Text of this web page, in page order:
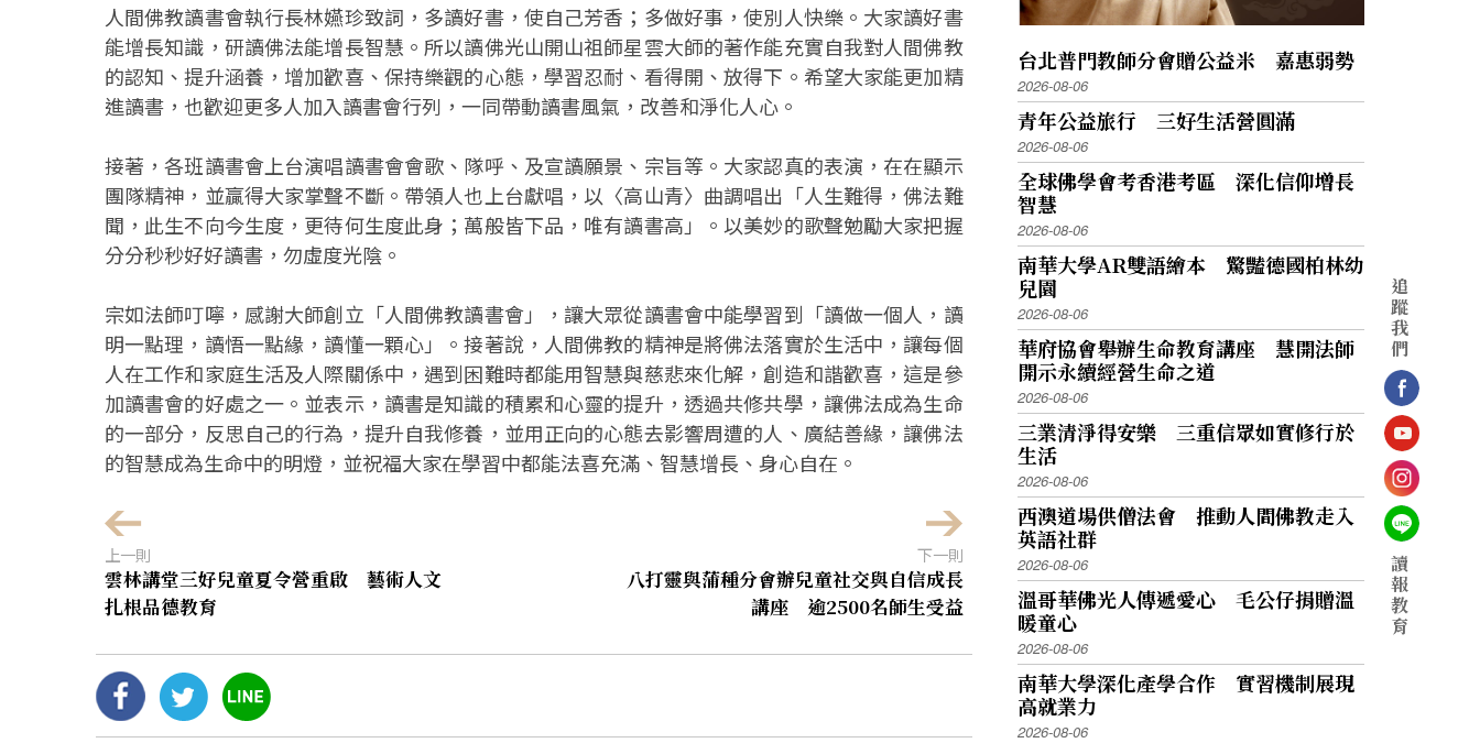
人間佛教讀書會執行長林嬿珍致詞，多讀好書，使自己芳香；多做好事，使別人快樂。大家讀好書
能增長知識，研讀佛法能增長智慧。所以讀佛光山開山祖師星雲大師的著作能充實自我對人間佛教
的認知、提升涵養，增加歡喜、保持樂觀的心態，學習忍耐、看得開、放得下。希望大家能更加精
進讀書，也歡迎更多人加入讀書會行列，一同帶動讀書風氣，改善和淨化人心。
接著，各班讀書會上台演唱讀書會會歌、隊呼、及宣讀願景、宗旨等。大家認真的表演，在在顯示
團隊精神，並贏得大家掌聲不斷。帶領人也上台獻唱，以〈高山青〉曲調唱出「人生難得，佛法難
聞，此生不向今生度，更待何生度此身；萬般皆下品，唯有讀書高」。以美妙的歌聲勉勵大家把握
分分秒秒好好讀書，勿虛度光陰。
宗如法師叮嚀，感謝大師創立「人間佛教讀書會」，讓大眾從讀書會中能學習到「讀做一個人，讀
明一點理，讀悟一點緣，讀懂一顆心」。接著說，人間佛教的精神是將佛法落實於生活中，讓每個
人在工作和家庭生活及人際關係中，遇到困難時都能用智慧與慈悲來化解，創造和諧歡喜，這是參
加讀書會的好處之一。並表示，讀書是知識的積累和心靈的提升，透過共修共學，讓佛法成為生命
的一部分，反思自己的行為，提升自我修養，並用正向的心態去影響周遭的人、廣結善緣，讓佛法
的智慧成為生命中的明燈，並祝福大家在學習中都能法喜充滿、智慧增長、身心自在。
上一則
雲林講堂三好兒童夏令營重啟 藝術人文
扎根品德教育
下一則
八打靈與蒲種分會辦兒童社交與自信成長
講座 逾2500名師生受益
台北普門教師分會贈公益米 嘉惠弱勢
2026-08-06
青年公益旅行 三好生活營圓滿
2026-08-06
全球佛學會考香港考區 深化信仰增長
智慧
2026-08-06
南華大學AR雙語繪本 驚豔德國柏林幼
兒園
2026-08-06
華府協會舉辦生命教育講座 慧開法師
開示永續經營生命之道
2026-08-06
三業清淨得安樂 三重信眾如實修行於
生活
2026-08-06
西澳道場供僧法會 推動人間佛教走入
英語社群
2026-08-06
溫哥華佛光人傳遞愛心 毛公仔捐贈溫
暖童心
2026-08-06
南華大學深化產學合作 實習機制展現
高就業力
2026-08-06
追
蹤
我
們
讀
報
教
育